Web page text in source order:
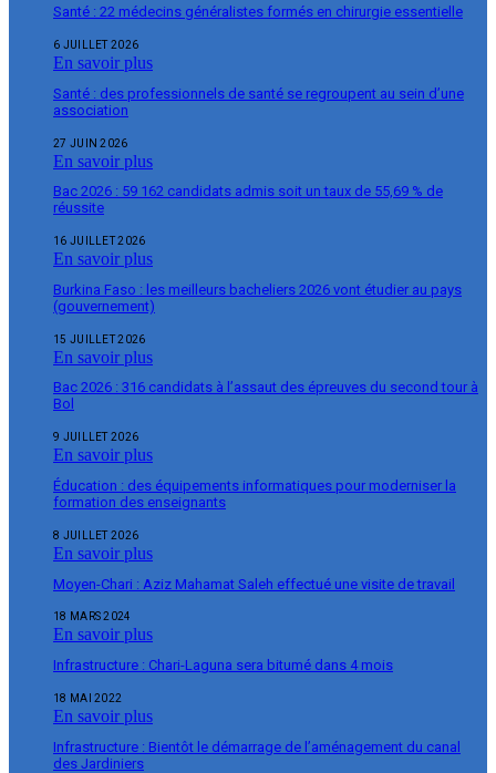
Santé : 22 médecins généralistes formés en chirurgie essentielle
6 JUILLET 2026
En savoir plus
Santé : des professionnels de santé se regroupent au sein d’une
association
27 JUIN 2026
En savoir plus
Bac 2026 : 59 162 candidats admis soit un taux de 55,69 % de
réussite
16 JUILLET 2026
En savoir plus
Burkina Faso : les meilleurs bacheliers 2026 vont étudier au pays
(gouvernement)
15 JUILLET 2026
En savoir plus
Bac 2026 : 316 candidats à l’assaut des épreuves du second tour à
Bol
9 JUILLET 2026
En savoir plus
Éducation : des équipements informatiques pour moderniser la
formation des enseignants
8 JUILLET 2026
En savoir plus
Moyen-Chari : Aziz Mahamat Saleh effectué une visite de travail
18 MARS 2024
En savoir plus
Infrastructure : Chari-Laguna sera bitumé dans 4 mois
18 MAI 2022
En savoir plus
Infrastructure : Bientôt le démarrage de l’aménagement du canal
des Jardiniers